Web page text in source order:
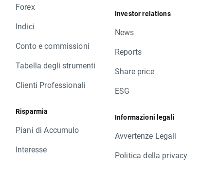
Forex
Indici
Conto e commissioni
Tabella degli strumenti
Clienti Professionali
Risparmia
Piani di Accumulo
Interesse
Investor relations
News
Reports
Share price
ESG
Informazioni legali
Avvertenze Legali
Politica della privacy